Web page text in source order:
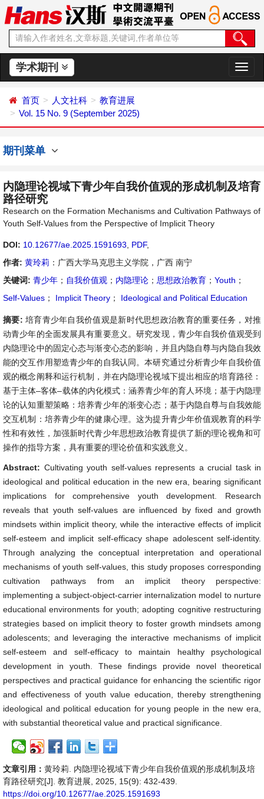
学术期刊
切
换
首页 人文社科
教育进展
Vol. 15 No. 9 (September 2025)
期刊菜单
内隐理论视域下青少年自我价值观的形成机制及培育
路径研究
Research on the Formation Mechanisms and Cultivation Pathways of
Youth Self-Values from the Perspective of Implicit Theory
DOI: 10.12677/ae.2025.1591693 PDF,
作者: 黄玲莉 ：广西大学马克思主义学院，广西 南宁
关键词: 青少年 ； 自我价值观 ； 内隐理论 ； 思想政治教育 ； Youth ；
Self-Values ； Implicit Theory ； Ideological and Political Education
摘要: 培育青少年自我价值观是新时代思想政治教育的重要任务，对推
动青少年的全面发展具有重要意义。研究发现，青少年自我价值观受到
内隐理论中的固定心态与渐变心态的影响，并且内隐自尊与内隐自我效
能的交互作用塑造青少年的自我认同。本研究通过分析青少年自我价值
观的概念阐释和运行机制，并在内隐理论视域下提出相应的培育路径：
基于主体–客体–载体的内化模式：涵养青少年的育人环境；基于内隐理
论的认知重塑策略：培养青少年的渐变心态；基于内隐自尊与自我效能
交互机制：培养青少年的健康心理。这为提升青少年价值观教育的科学
性和有效性，加强新时代青少年思想政治教育提供了新的理论视角和可
操作的指导方案，具有重要的理论价值和实践意义。
Abstract: Cultivating youth self-values represents a crucial task in
ideological and political education in the new era, bearing significant
implications for comprehensive youth development. Research
reveals that youth self-values are influenced by fixed and growth
mindsets within implicit theory, while the interactive effects of implicit
self-esteem and implicit self-efficacy shape adolescent self-identity.
Through analyzing the conceptual interpretation and operational
mechanisms of youth self-values, this study proposes corresponding
cultivation pathways from an implicit theory perspective:
implementing a subject-object-carrier internalization model to nurture
educational environments for youth; adopting cognitive restructuring
strategies based on implicit theory to foster growth mindsets among
adolescents; and leveraging the interactive mechanisms of implicit
self-esteem and self-efficacy to maintain healthy psychological
development in youth. These findings provide novel theoretical
perspectives and practical guidance for enhancing the scientific rigor
and effectiveness of youth value education, thereby strengthening
ideological and political education for young people in the new era,
with substantial theoretical value and practical significance.
文章引用： 黄玲莉. 内隐理论视域下青少年自我价值观的形成机制及培
育路径研究[J]. 教育进展, 2025, 15(9): 432-439.
https://doi.org/10.12677/ae.2025.1591693